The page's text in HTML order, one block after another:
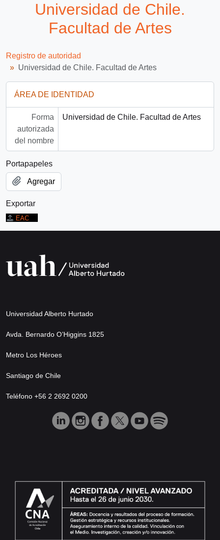
Universidad de Chile.
Facultad de Artes
Registro de autoridad
Universidad de Chile. Facultad de Artes
ÁREA DE IDENTIDAD
Forma
autorizada
del nombre
Universidad de Chile. Facultad de Artes
Portapapeles
Agregar
Exportar
EAC
Universidad Alberto Hurtado
Avda. Bernardo O’Higgins 1825
Metro Los Héroes
Santiago de Chile
Teléfono +56 2 2692 0200